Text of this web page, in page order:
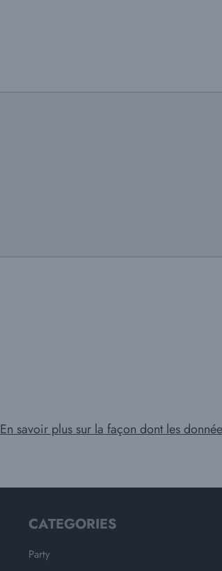
En savoir plus sur la façon dont les
CATEGORIES
Party